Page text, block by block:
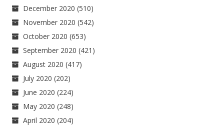
December 2020 (510)
November 2020 (542)
October 2020 (653)
September 2020 (421)
August 2020 (417)
July 2020 (202)
June 2020 (224)
May 2020 (248)
April 2020 (204)